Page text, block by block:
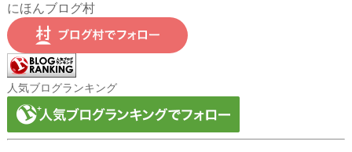
にほんブログ村
人気ブログランキング